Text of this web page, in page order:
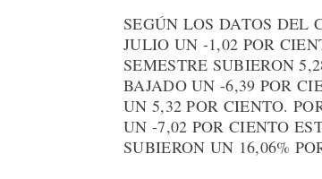
SEGÚN LOS DATOS DEL
JULIO UN -1,02 POR
SEMESTRE SUBIERON
BAJADO UN -6,39 POR
UN 5,32 POR CIENTO.
UN -7,02 POR CIENTO
SUBIERON UN 16,06%